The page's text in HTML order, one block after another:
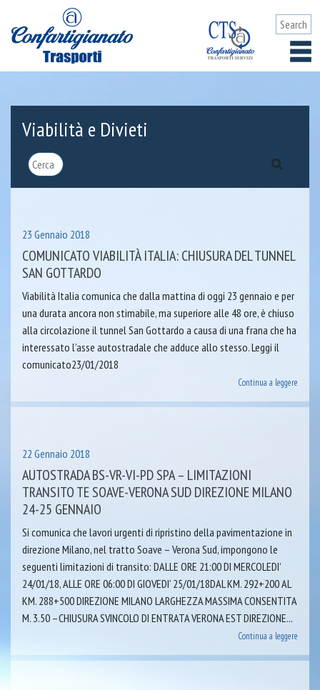
Viabilità e Divieti
23 Gennaio 2018
COMUNICATO VIABILITÀ ITALIA: CHIUSURA DEL TUNNEL
SAN GOTTARDO
Viabilità Italia comunica che dalla mattina di oggi 23 gennaio e per
una durata ancora non stimabile, ma superiore alle 48 ore, è chiuso
alla circolazione il tunnel San Gottardo a causa di una frana che ha
interessato l’asse autostradale che adduce allo stesso. Leggi il
comunicato23/01/2018
Continua a leggere
22 Gennaio 2018
AUTOSTRADA BS-VR-VI-PD SPA – LIMITAZIONI
TRANSITO TE SOAVE-VERONA SUD DIREZIONE MILANO
24-25 GENNAIO
Si comunica che lavori urgenti di ripristino della pavimentazione in
direzione Milano, nel tratto Soave – Verona Sud, impongono le
seguenti limitazioni di transito: DALLE ORE 21:00 DI MERCOLEDI’
24/01/18, ALLE ORE 06:00 DI GIOVEDI’ 25/01/18DAL KM. 292+200 AL
KM. 288+500 DIREZIONE MILANO LARGHEZZA MASSIMA CONSENTITA
M. 3.50 –CHIUSURA SVINCOLO DI ENTRATA VERONA EST DIREZIONE...
Continua a leggere